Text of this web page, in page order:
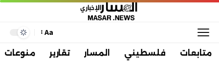
Aa
متابعات فلسطيني المسار تقارير منوعات